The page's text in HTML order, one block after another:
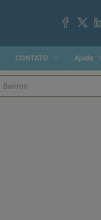
CONTATO Ajuda
Bairros